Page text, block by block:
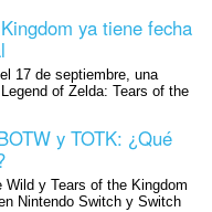
ya tiene fecha
17 de septiembre, una
of Zelda: Tears of the
y TOTK: ¿Qué
Wild y Tears of the Kingdom
Nintendo Switch y Switch